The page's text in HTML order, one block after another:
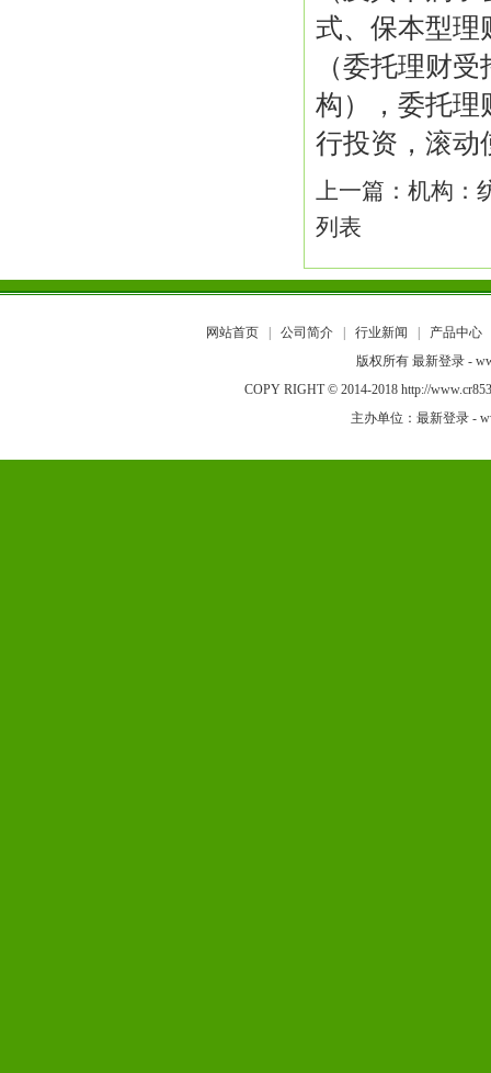
式、保本型理
（委托理财
构），委托理
行投资，滚动
上一篇： 机构：
列表
网站首页 公司简介 行业新闻
产品中心
版权所有 最新登录 -
COPY RIGHT © 2014-2018 http://
主办单位：最新登录 -